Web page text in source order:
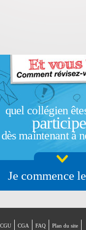
quel collégien
dès maintenant à
Je commence
CGU CGA FAQ Plan du site